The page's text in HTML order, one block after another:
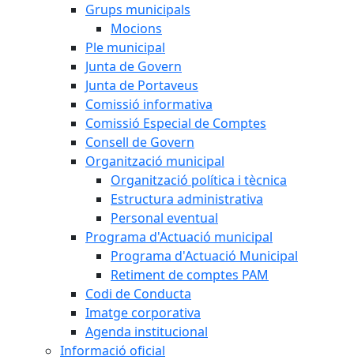
Grups municipals
Mocions
Ple municipal
Junta de Govern
Junta de Portaveus
Comissió informativa
Comissió Especial de Comptes
Consell de Govern
Organització municipal
Organització política i tècnica
Estructura administrativa
Personal eventual
Programa d'Actuació municipal
Programa d'Actuació Municipal
Retiment de comptes PAM
Codi de Conducta
Imatge corporativa
Agenda institucional
Informació oficial